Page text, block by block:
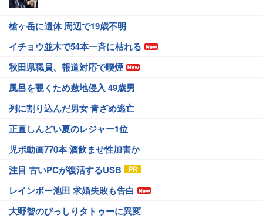
槍ヶ岳に遺体 周辺で19歳不明
イチョウ並木で54本一斉に枯れる
秋田県職員、報道対応で喫煙
風呂を覗くため敷地侵入 49歳男
列に割り込んだ男女 青ざめ逃亡
正直しんどい夏のレジャー1位
児ポ動画770本 酒飲ませ性加害か
注目 古いPCが復活するUSB
レインボー池田 求婚失敗も告白
大野智のびっしりタトゥーに異変